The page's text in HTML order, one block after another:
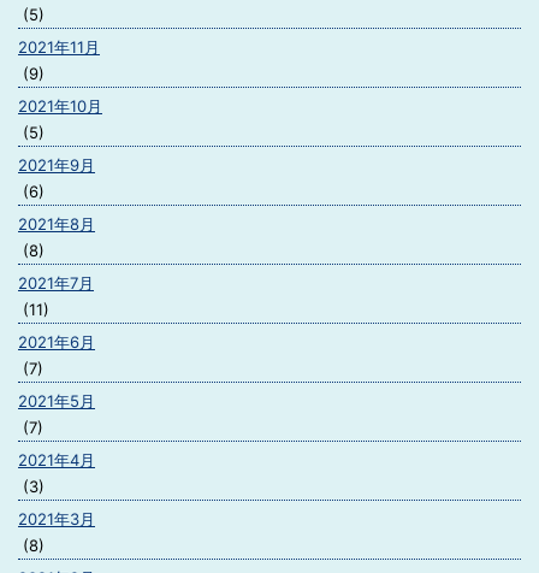
(5)
2021年11月
(9)
2021年10月
(5)
2021年9月
(6)
2021年8月
(8)
2021年7月
(11)
2021年6月
(7)
2021年5月
(7)
2021年4月
(3)
2021年3月
(8)